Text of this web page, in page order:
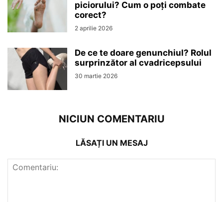
piciorului? Cum o poți combate
corect?
2 aprilie 2026
De ce te doare genunchiul? Rolul
surprinzător al cvadricepsului
30 martie 2026
NICIUN COMENTARIU
LĂSAȚI UN MESAJ